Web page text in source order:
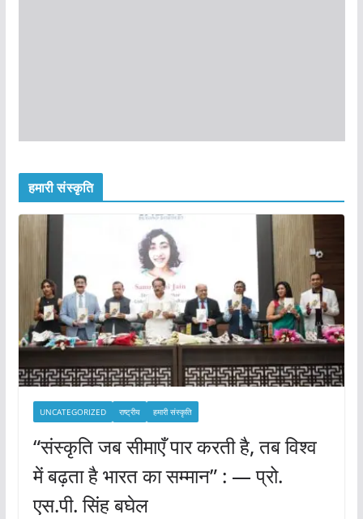
हमारी संस्कृति
UNCATEGORIZED राष्ट्रीय हमारी संस्कृति
“संस्कृति जब सीमाएँ पार करती है, तब विश्व
में बढ़ता है भारत का सम्मान” : — प्रो.
एस.पी. सिंह बघेल